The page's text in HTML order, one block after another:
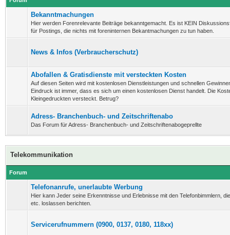
Bekanntmachungen
Hier werden Forenrelevante Beiträge bekanntgemacht. Es ist KEIN
für Postings, die nichts mit foreninternen Bekantmachungen zu tun haben.
News & Infos (Verbraucherschutz)
Abofallen & Gratisdienste mit versteckten Kosten
Auf diesen Seiten wird mit kostenlosen Dienstleistungen und schnellen
Eindruck ist immer, dass es sich um einen kostenlosen Dienst handelt. Die
Kleingedruckten versteckt. Betrug?
Adress- Branchenbuch- und Zeitschriftenabo
Das Forum für Adress- Branchenbuch- und Zeitschriftenabogeprellte
Telekommunikation
Forum
Telefonanrufe, unerlaubte Werbung
Hier kann Jeder seine Erkenntnisse und Erlebnisse mit den Telefonbimmlern,
etc. loslassen berichten.
Servicerufnummern (0900, 0137, 0180, 118xx)